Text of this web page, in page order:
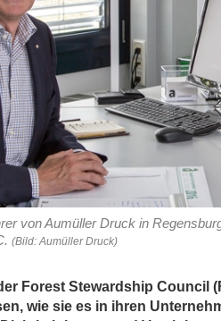
von Aumüller Druck in
(Bild: Aumüller Druck)
Forest Stewardship Council
wie sie es in ihren